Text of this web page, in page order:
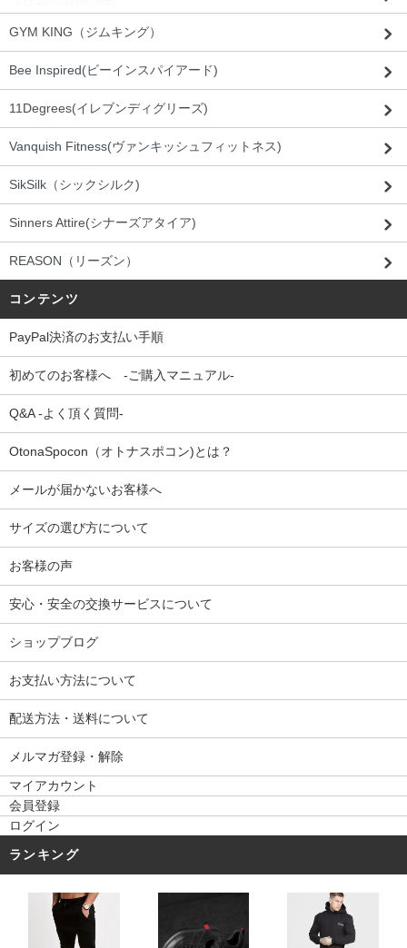
GYM KING（ジムキング）
Bee Inspired(ビーインスパイアード)
11Degrees(イレブンディグリーズ)
Vanquish Fitness(ヴァンキッシュフィットネス)
SikSilk（シックシルク)
Sinners Attire(シナーズアタイア)
REASON（リーズン）
コンテンツ
PayPal決済のお支払い手順
初めてのお客様へ -ご購入マニュアル-
Q&A -よく頂く質問-
OtonaSpocon（オトナスポコン)とは？
メールが届かないお客様へ
サイズの選び方について
お客様の声
安心・安全の交換サービスについて
ショップブログ
お支払い方法について
配送方法・送料について
メルマガ登録・解除
マイアカウント
会員登録
ログイン
ランキング